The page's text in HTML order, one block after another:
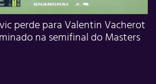
perde para Valentin Vacherot
na semifinal do Masters